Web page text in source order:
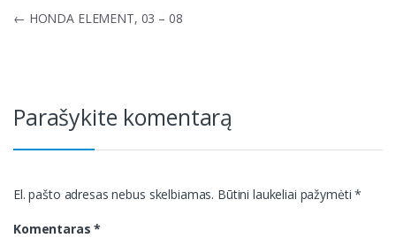
Navigacija
← HONDA ELEMENT, 03 – 08
Parašykite komentarą
El. pašto adresas nebus skelbiamas. Būtini laukeliai pažymėti*
Komentaras*